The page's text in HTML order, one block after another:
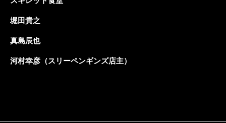
堀田貴之
真島辰也
河村幸彦（スリーペンギンズ店主）